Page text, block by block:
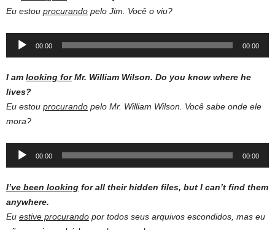
Eu estou procurando pelo Jim. Você o viu?
Audio
00:00 00:00
I am looking forMr. William Wilson. Do you know where he
lives?
Eu estou procurando pelo Mr. William Wilson. Você sabe onde ele
mora?
Audio
00:00 00:00
I’ve been looking for all their hidden files, but I can’t find them
anywhere.
Eu estive procurando por todos seus arquivos escondidos, mas eu